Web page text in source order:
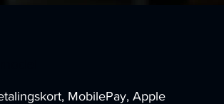
MobilePay, Apple